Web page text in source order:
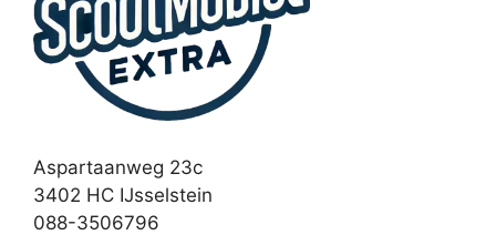
Aspartaanweg 23c
3402 HC IJsselstein
088-3506796